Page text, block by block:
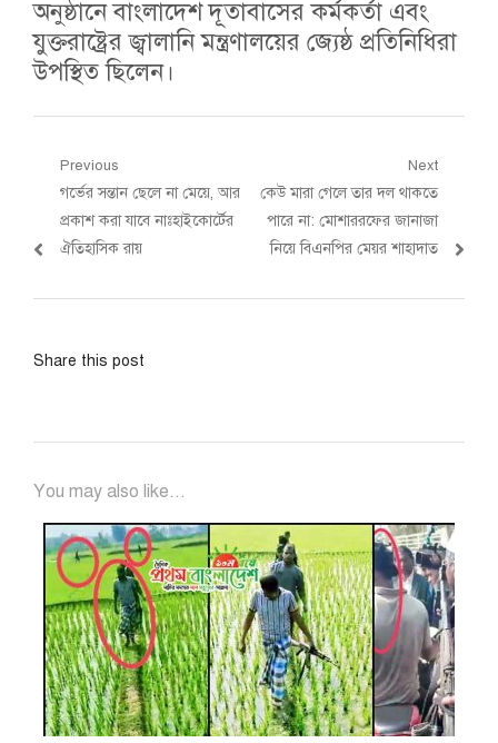
অনুষ্ঠানে বাংলাদেশ দূতাবাসের কর্মকর্তা এবং
যুক্তরাষ্ট্রের জ্বালানি মন্ত্রণালয়ের জ্যেষ্ঠ প্রতিনিধিরা
উপস্থিত ছিলেন।
Post
navigation
Previous
Previous
post:
গর্ভের সন্তান ছেলে না মেয়ে, আর
প্রকাশ করা যাবে নাঃহাইকোর্টের
ঐতিহাসিক রায়
Next
Next
post:
কেউ মারা গেলে তার দল থাকতে
পারে না: মোশাররফের জানাজা
নিয়ে বিএনপির মেয়র শাহাদাত
Share this post
You may also like...